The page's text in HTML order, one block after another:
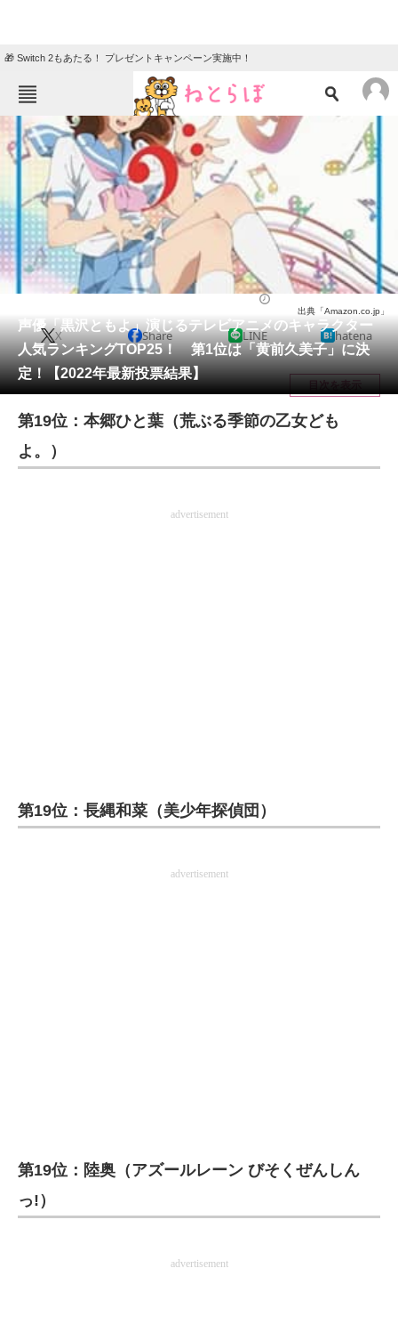
🎁 Switch 2もあたる！ プレゼントキャンペーン実施中！
ねとらぼメニュー
TOP ニュース
エンタメ クイズ
グルメ 地域
住まい 教育・育児
動物 リサーチ
会員記事
メディア
注目記事を集めた総合ページ
進化するPCとデバイスの未来
企業向けIT製品の総合サイト
声優「黒沢ともよ」演じるテレビアニメのキャラクター
人気ランキングTOP25！ 第1位は「黄前久美子」に決
定！【2022年最新投票結果】
出典「Amazon.co.jp」
X Share LINE hatena
目次を表示
第19位：本郷ひと葉（荒ぶる季節の乙女ども
よ。）
advertisement
第19位：長縄和菜（美少年探偵団）
advertisement
第19位：陸奥（アズールレーン びそくぜんしん
っ!）
advertisement